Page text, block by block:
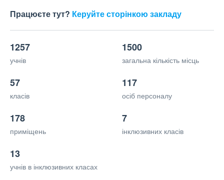
Працюєте тут? Керуйте сторінкою закладу
1257
учнів
1500
загальна кількість місць
57
класів
117
осіб персоналу
178
приміщень
7
інклюзивних класів
13
учнів в інклюзивних класах